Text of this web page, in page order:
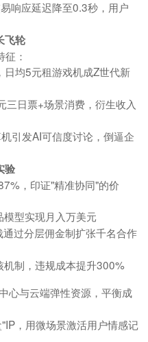
响应延迟降至0.3秒，用户
飞轮
：
日均5元租游戏机成Z世代新
三日票+场景消费，衍生收入
引发AI可信度讨论，倒逼企
验
，印证"精准协同"的价
模型实现月入万美元
通过分层佣金制扩张千名合作
制，违规成本提升300%
心与云端弹性资源，平衡成
"IP，用微场景激活用户情感记